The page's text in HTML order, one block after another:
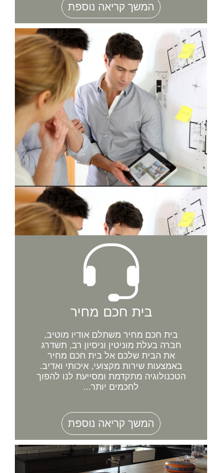
המשך קריאה נוספת
בית חכם מחיר
בית חכם מחיר משתלם אודיו מוטיב,
חברה בעלת מוניטין וניסיון רב, תשדרג
את הבית שלכם אל בית חכם מחיר
באמצעות שירות מקצועי, איכותי ואדיב.
הטכנולוגיה מתקדמת ומסייעת לנו להפוך
לחכמים יותר...
המשך קריאה נוספת